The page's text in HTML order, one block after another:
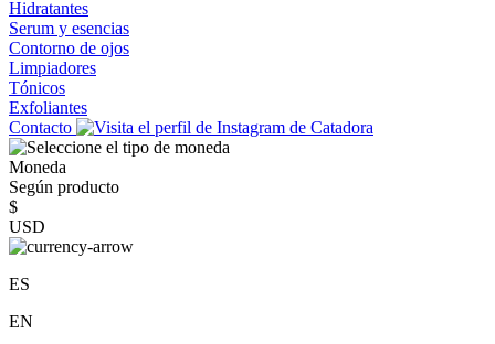
Hidratantes
Serum y esencias
Contorno de ojos
Limpiadores
Tónicos
Exfoliantes
Contacto
Moneda
Según producto
$
USD
ES
EN